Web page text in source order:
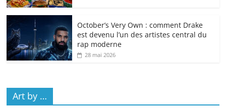
October’s Very Own : comment Drake
est devenu l’un des artistes central du
rap moderne
28 mai 2026
Art by …